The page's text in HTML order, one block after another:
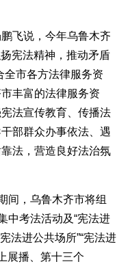
飞说，今年乌鲁木齐
宪法精神，推动矛盾
全市各方法律服务资
丰富的法律服务资
法宣传教育、传播法
部群众办事依法、遇
法，营造良好法治氛
间，乌鲁木齐市将组
中考法活动及“宪法进
法进公共场所”“宪法进
展播、第十三个